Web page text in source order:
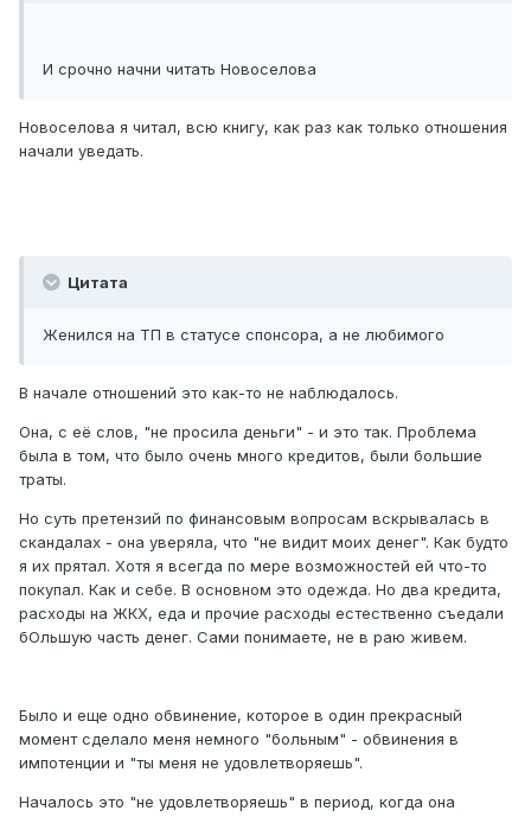
И срочно начни читать Новоселова
Новоселова я читал, всю книгу, как раз как только отношения
начали уведать.
Цитата
Женился на ТП в статусе спонсора, а не любимого
В начале отношений это как-то не наблюдалось.
Она, с её слов, "не просила деньги" - и это так. Проблема
была в том, что было очень много кредитов, были большие
траты.
Но суть претензий по финансовым вопросам вскрывалась в
скандалах - она уверяла, что "не видит моих денег". Как будто
я их прятал. Хотя я всегда по мере возможностей ей что-то
покупал. Как и себе. В основном это одежда. Но два кредита,
расходы на ЖКХ, еда и прочие расходы естественно съедали
бОльшую часть денег. Сами понимаете, не в раю живем.
Было и еще одно обвинение, которое в один прекрасный
момент сделало меня немного "больным" - обвинения в
импотенции и "ты меня не удовлетворяешь".
Началось это "не удовлетворяешь" в период, когда она